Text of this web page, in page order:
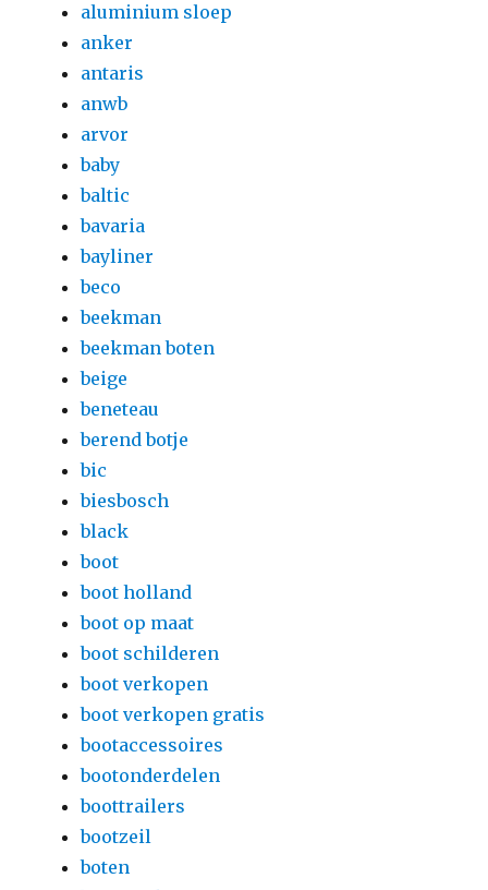
aluminium sloep
anker
antaris
anwb
arvor
baby
baltic
bavaria
bayliner
beco
beekman
beekman boten
beige
beneteau
berend botje
bic
biesbosch
black
boot
boot holland
boot op maat
boot schilderen
boot verkopen
boot verkopen gratis
bootaccessoires
bootonderdelen
boottrailers
bootzeil
boten